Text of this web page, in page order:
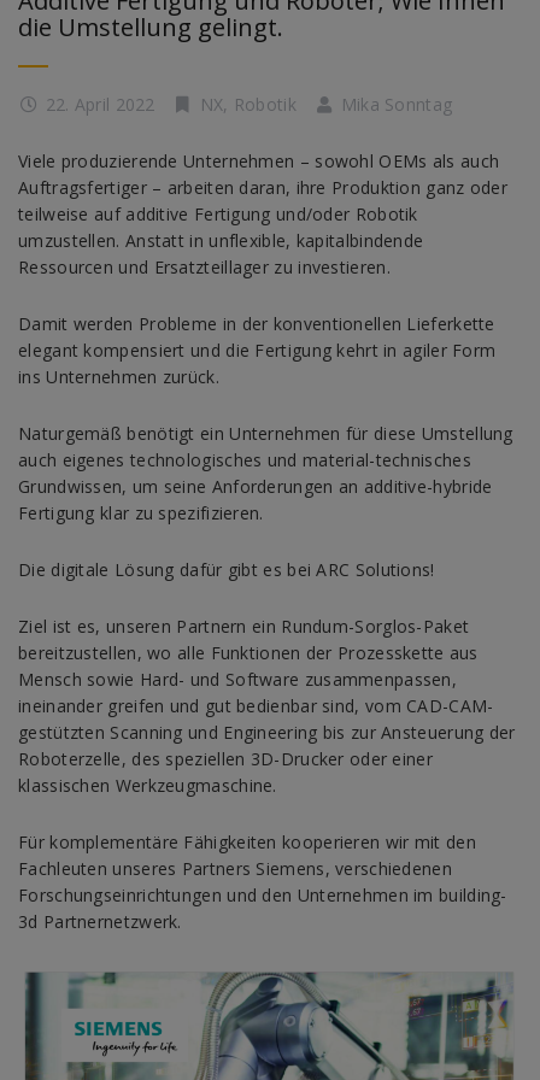
die Umstellung gelingt.
22. April 2022 NX, Robotik Mika Sonntag
Viele produzierende Unternehmen – sowohl OEMs als auch
Auftragsfertiger – arbeiten daran, ihre Produktion ganz oder
teilweise auf additive Fertigung und/oder Robotik
umzustellen. Anstatt in unflexible, kapitalbindende
Ressourcen und Ersatzteillager zu investieren.
Damit werden Probleme in der konventionellen Lieferkette
elegant kompensiert und die Fertigung kehrt in agiler Form
ins Unternehmen zurück.
Naturgemäß benötigt ein Unternehmen für diese Umstellung
auch eigenes technologisches und material-technisches
Grundwissen, um seine Anforderungen an additive-hybride
Fertigung klar zu spezifizieren.
Die digitale Lösung dafür gibt es bei ARC Solutions!
Ziel ist es, unseren Partnern ein Rundum-Sorglos-Paket
bereitzustellen, wo alle Funktionen der Prozesskette aus
Mensch sowie Hard- und Software zusammenpassen,
ineinander greifen und gut bedienbar sind, vom CAD-CAM-
gestützten Scanning und Engineering bis zur Ansteuerung der
Roboterzelle, des speziellen 3D-Drucker oder einer
klassischen Werkzeugmaschine.
Für komplementäre Fähigkeiten kooperieren wir mit den
Fachleuten unseres Partners Siemens, verschiedenen
Forschungseinrichtungen und den Unternehmen im building-
3d Partnernetzwerk.